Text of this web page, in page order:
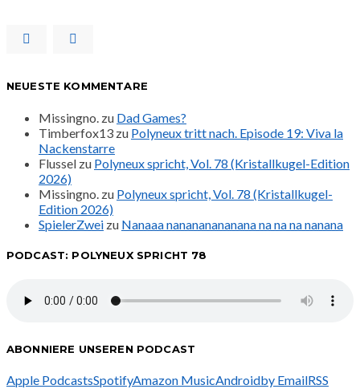
NEUESTE KOMMENTARE
Missingno. zu Dad Games?
Timberfox13 zu Polyneux tritt nach. Episode 19: Viva la
Nackenstarre
Flussel zu Polyneux spricht, Vol. 78 (Kristallkugel-Edition
2026)
Missingno. zu Polyneux spricht, Vol. 78 (Kristallkugel-
Edition 2026)
SpielerZwei zu Nanaaa nanananananana na na na nanana
PODCAST: POLYNEUX SPRICHT 78
ABONNIERE UNSEREN PODCAST
Apple PodcastsSpotifyAmazon MusicAndroidby EmailRSS